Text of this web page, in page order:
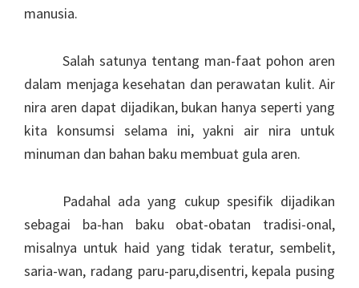
manusia.
Salah satunya tentang man-faat pohon aren
dalam menjaga kesehatan dan perawatan kulit. Air
nira aren dapat dijadikan, bukan hanya seperti yang
kita konsumsi selama ini, yakni air nira untuk
minuman dan bahan baku membuat gula aren.
Padahal ada yang cukup spesifik dijadikan
sebagai ba-han baku obat-obatan tradisi-onal,
misalnya untuk haid yang tidak teratur, sembelit,
saria-wan, radang paru-paru,disentri, kepala pusing